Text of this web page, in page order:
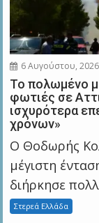
6 Αυγούστου, 2026
Το πολωμένο
φωτιές σε
ισχυρότερα
χρόνων»
Ο Θοδωρής
μέγιστη
διήρκησε
Στερεά Ελλάδα